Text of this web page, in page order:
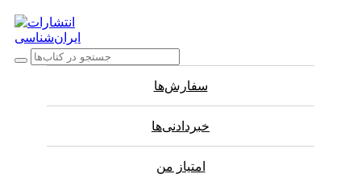
سفارش‌ها
خبردادنی‌ها
امتیاز من